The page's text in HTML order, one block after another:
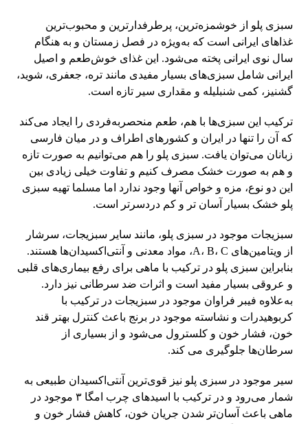
سبزی پلو از خوشمزه‌ترین، پرطرفدارترین و محبوب‌ترین
غذاهای ایرانی است که به‌ویژه در فصل زمستان و به هنگام
سال نوی ایرانی پخته می‌شود. این غذای خوش‌طعم و اصیل
ایرانی شامل سبزی‌های بسیار مفیدی مانند تره، جعفری، شوید،
گشنیز، کمی شنبلیله و مقداری سیر تازه است.
ترکیب این سبزی‌ها با هم، طعم منحصر‌به‌فردی را ایجاد می‌کند
که آن را تنها در ایران و کشورهای اطراف و در میان فارسی
زبانان می‌توان یافت. سبزی پلو را هم می‌توانیم به صورت تازه
و هم به صورت خشک مصرف کنیم و تفاوت خیلی زیادی بین
این دو نوع، مزه و خواص آنها وجود ندارد اما مسلما تهیه سبزی
پلو خشک بسیار آسان تر و کم دردسرتر است.
سبزیجات موجود در سبزی پلو، مانند سایر سبزیجات، سرشار
از ویتامین‌‌‌های A، B، C، مواد معدنی و آنتی‌اکسیدان‌‌ها هستند.
بنابراین سبزی پلو در ترکیب با ماهی برای رفع بیماری‌های قلبی
و عروقی بسیار مفید است و اثرات ضد سرطانی نیز دارد.
به‌علاوه فیبر فراوان موجود در سبزیجات در ترکیب با
کربوهیدرات و نشاسته موجود در برنج باعث کنترل بهتر قند
خون، فشار خون و کلسترول می‌شود و از بسیاری از
سرطان‌ها جلوگیری می کند.
سیر موجود در سبزی پلو نیز قوی‌ترین آنتی‌اکسیدان طبیعی به
شمار می‌رود و در ترکیب با اسیدهای چرب امگا ۳ موجود در
ماهی باعث آسان‌تر شدن جریان خون، کاهش فشار خون و